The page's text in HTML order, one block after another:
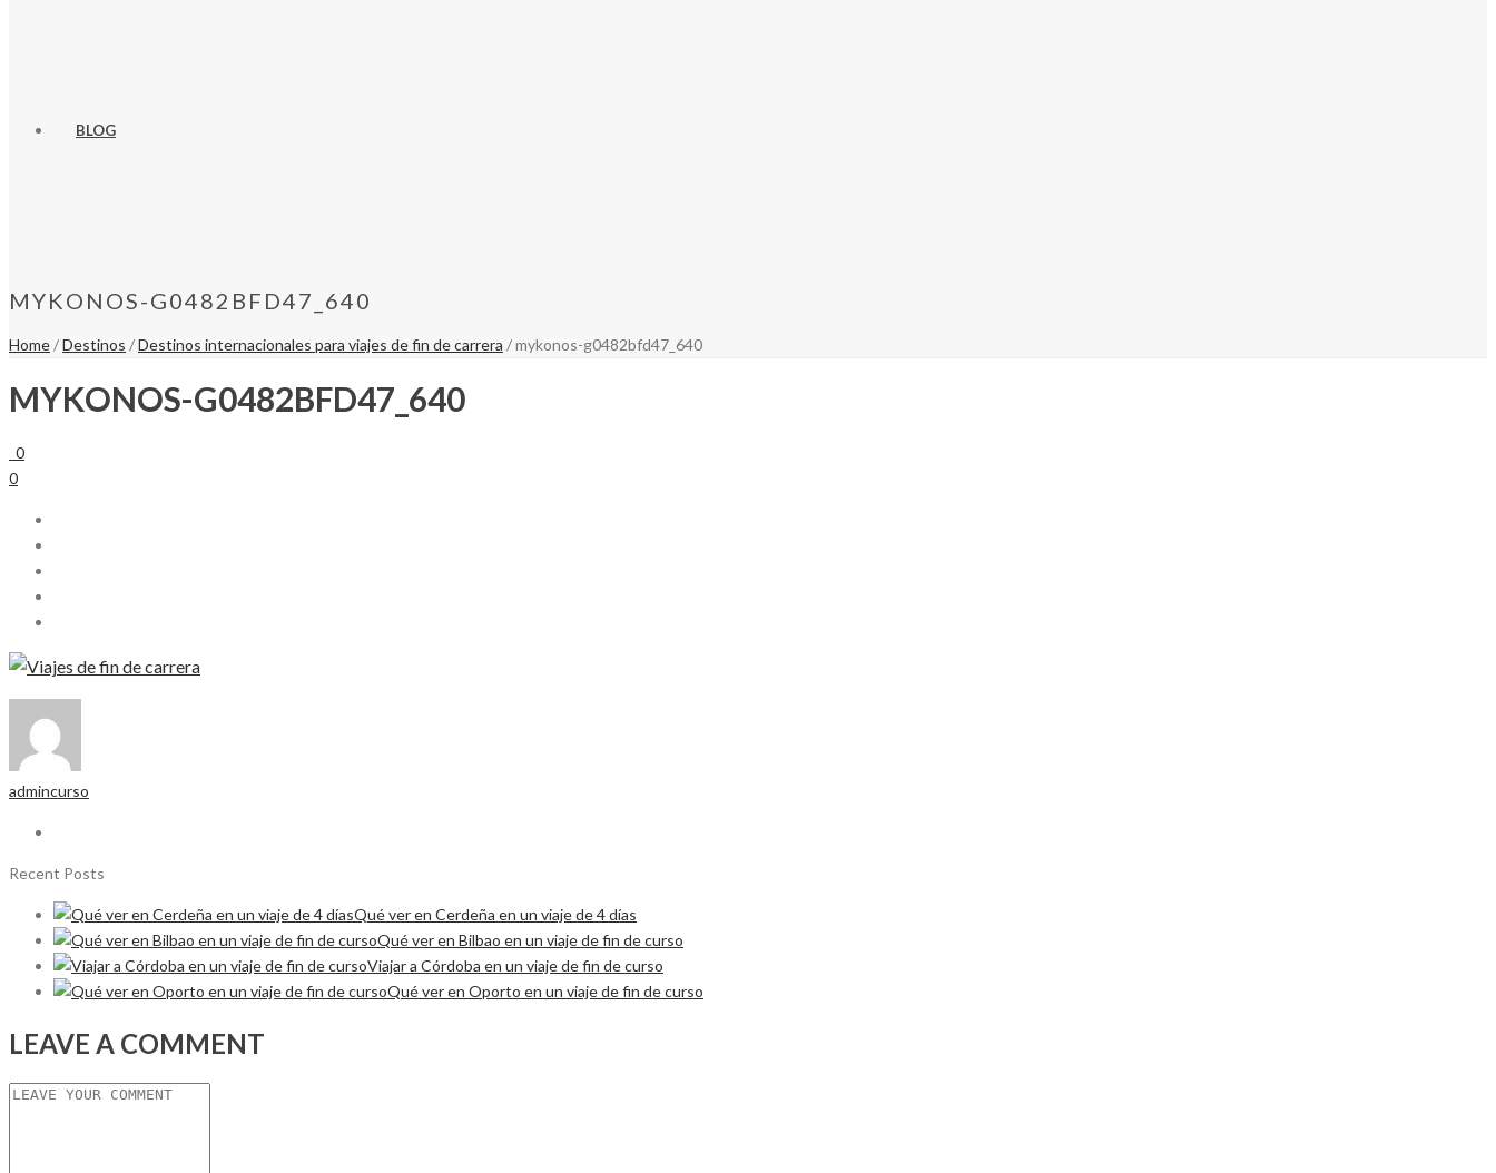
BLOG
MYKONOS-G0482BFD47_640
Home/Destinos /Destinos internacionales para viajes de fin de carrera / mykonos-g0482bfd47_640
MYKONOS-G0482BFD47_640
0
0
admincurso
Recent Posts
Qué ver en Cerdeña en un viaje de 4 días
Qué ver en Bilbao en un viaje de fin de curso
Viajar a Córdoba en un viaje de fin de curso
Qué ver en Oporto en un viaje de fin de curso
LEAVE A COMMENT